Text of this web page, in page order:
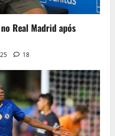
Real Madrid após
18